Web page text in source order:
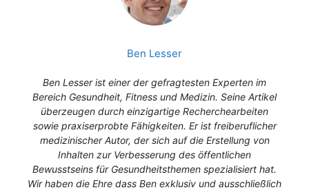
Ben Lesser
Ben Lesser ist einer der gefragtesten Experten im
Bereich Gesundheit, Fitness und Medizin. Seine Artikel
überzeugen durch einzigartige Recherchearbeiten
sowie praxiserprobte Fähigkeiten. Er ist freiberuflicher
medizinischer Autor, der sich auf die Erstellung von
Inhalten zur Verbesserung des öffentlichen
Bewusstseins für Gesundheitsthemen spezialisiert hat.
Wir haben die Ehre dass Ben exklusiv und ausschließlich